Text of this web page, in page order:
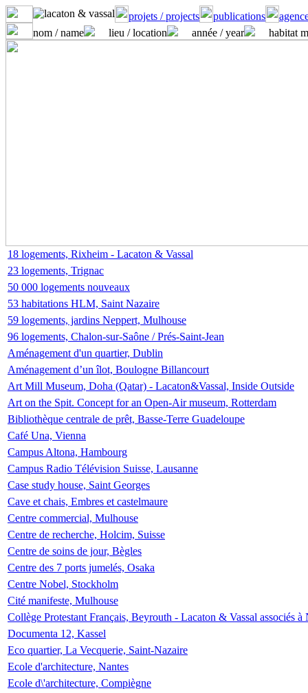
projets / projects publications
nom / name
lieu / location année / year habitat
18 logements, Rixheim - Lacaton & Vassal
23 logements, Trignac
50 000 logements nouveaux
53 habitations HLM, Saint Nazaire
59 logements, jardins Neppert, Mulhouse
96 logements, Chalon-sur-Saône / Prés-Saint-Jean
Aménagement d'un quartier, Dublin
Aménagement d’un îlot, Boulogne Billancourt
Art Mill Museum, Doha (Qatar) - Lacaton&Vassal, Inside Outside
Art on the Spit. Concept for an Open-Air museum, Rotterdam
Bibliothèque centrale de prêt, Basse-Terre Guadeloupe
Café Una, Vienna
Campus Altona, Hambourg
Campus Radio Télévision Suisse, Lausanne
Case study house, Saint Georges
Cave et chais, Embres et castelmaure
Centre commercial, Mulhouse
Centre de recherche, Holcim, Suisse
Centre de soins de jour, Bègles
Centre des 7 ports jumelés, Osaka
Centre Nobel, Stockholm
Cité manifeste, Mulhouse
Collège Protestant Français, Beyrouth - Lacaton & Vassal associés
Documenta 12, Kassel
Eco quartier, La Vecquerie, Saint-Nazaire
Ecole d'architecture, Nantes
Ecole d\'architecture, Compiègne